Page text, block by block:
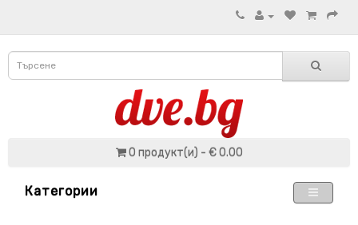
0 продукт(и) - € 0.00
Категории